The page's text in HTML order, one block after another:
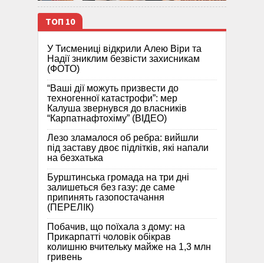
ТОП 10
У Тисмениці відкрили Алею Віри та
Надії зниклим безвісти захисникам
(ФОТО)
“Ваші дії можуть призвести до
техногенної катастрофи”: мер
Калуша звернувся до власників
“Карпатнафтохіму” (ВІДЕО)
Лезо зламалося об ребра: вийшли
під заставу двоє підлітків, які напали
на безхатька
Бурштинська громада на три дні
залишеться без газу: де саме
припинять газопостачання
(ПЕРЕЛІК)
Побачив, що поїхала з дому: на
Прикарпатті чоловік обікрав
колишню вчительку майже на 1,3 млн
гривень